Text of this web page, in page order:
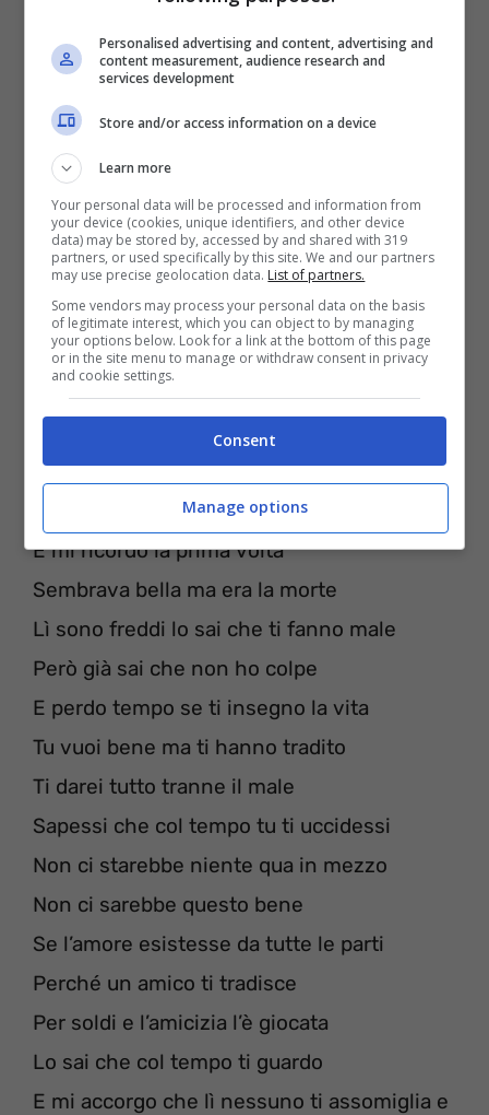
T”o giuro ca chello che provo
È forte assaje e t”o giuro che è overo
T”o giuro ca te voglio bbene
E scusa si mo nun se vede
T”o giuro ca chello che provo
È forte assaje e t”o giuro che è overo
La traduzione di Na Catena
E mi ricordo la prima volta
Sembrava bella ma era la morte
Lì sono freddi lo sai che ti fanno male
Però già sai che non ho colpe
E perdo tempo se ti insegno la vita
Tu vuoi bene ma ti hanno tradito
Ti darei tutto tranne il male
Sapessi che col tempo tu ti uccidessi
Non ci starebbe niente qua in mezzo
Non ci sarebbe questo bene
Se l’amore esistesse da tutte le parti
Perché un amico ti tradisce
Per soldi e l’amicizia l’è giocata
Lo sai che col tempo ti guardo
E mi accorgo che lì nessuno ti assomiglia e
Personalised advertising and content, advertising and
content measurement, audience research and
services development
Store and/or access information on a device
Learn more
Your personal data will be processed and information from
your device (cookies, unique identifiers, and other device
data) may be stored by, accessed by and shared with 319
partners, or used specifically by this site. We and our partners
may use precise geolocation data. List of partners.
Some vendors may process your personal data on the basis
of legitimate interest, which you can object to by managing
your options below. Look for a link at the bottom of this page
or in the site menu to manage or withdraw consent in privacy
and cookie settings.
Consent
Manage options